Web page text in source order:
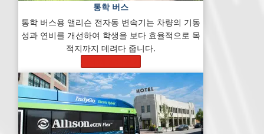
통학 버스
통학 버스용 앨리슨 전자동 변속기는 차량의 기동
성과 연비를 개선하여 학생을 보다 효율적으로 목
적지까지 데려다 줍니다.